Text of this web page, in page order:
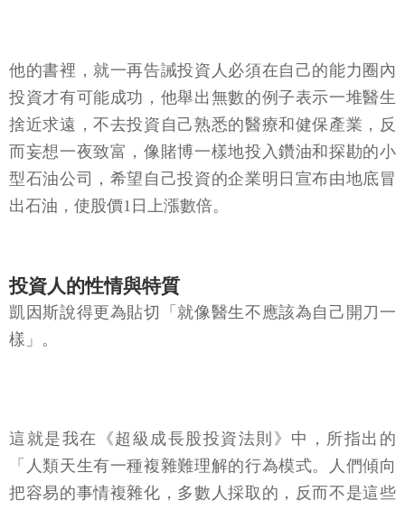
他的書裡，就一再告誡投資人必須在自己的能力圈內
投資才有可能成功，他舉出無數的例子表示一堆醫生
捨近求遠，不去投資自己熟悉的醫療和健保產業，反
而妄想一夜致富，像賭博一樣地投入鑽油和探勘的小
型石油公司，希望自己投資的企業明日宣布由地底冒
出石油，使股價1日上漲數倍。
投資人的性情與特質
凱因斯說得更為貼切「就像醫生不應該為自己開刀一
樣」。
這就是我在《超級成長股投資法則》中，所指出的
「人類天生有一種複雜難理解的行為模式。人們傾向
把容易的事情複雜化，多數人採取的，反而不是這些